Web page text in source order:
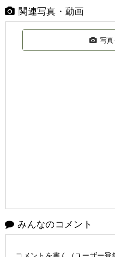
関連写真・動画
写
みんなのコメント